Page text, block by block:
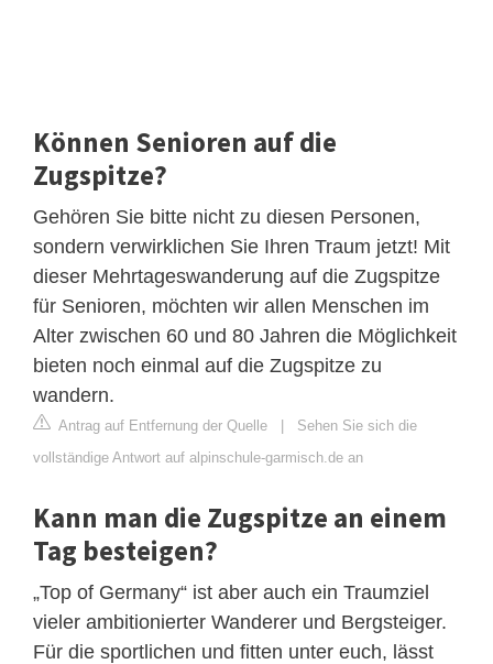
Können Senioren auf die
Zugspitze?
Gehören Sie bitte nicht zu diesen Personen,
sondern verwirklichen Sie Ihren Traum jetzt! Mit
dieser Mehrtageswanderung auf die Zugspitze
für Senioren, möchten wir allen Menschen im
Alter zwischen 60 und 80 Jahren die Möglichkeit
bieten noch einmal auf die Zugspitze zu
wandern.
Antrag auf Entfernung der Quelle | Sehen Sie sich die
vollständige Antwort auf alpinschule-garmisch.de an
Kann man die Zugspitze an einem
Tag besteigen?
„Top of Germany“ ist aber auch ein Traumziel
vieler ambitionierter Wanderer und Bergsteiger.
Für die sportlichen und fitten unter euch, lässt